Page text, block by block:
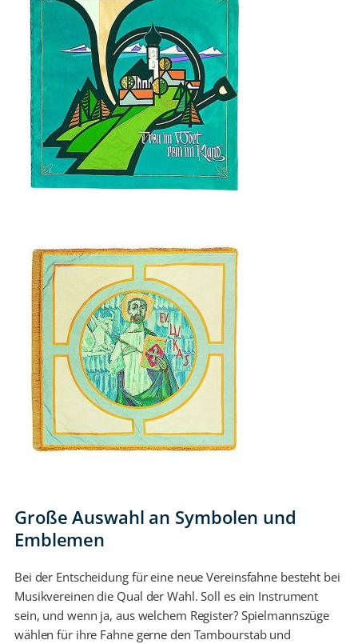
Große Auswahl an Symbolen und
Emblemen
Bei der Entscheidung für eine neue Vereinsfahne besteht bei
Musikvereinen die Qual der Wahl. Soll es ein Instrument
sein, und wenn ja, aus welchem Register? Spielmannszüge
wählen für ihre Fahne gerne den Tambourstab und